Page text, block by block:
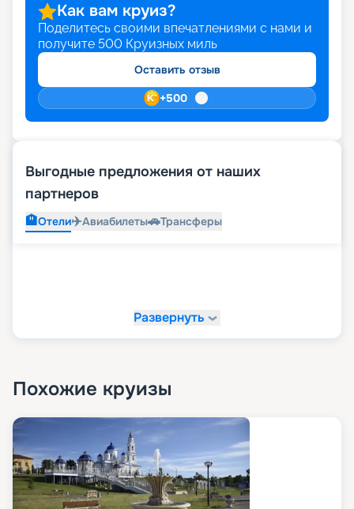
Как вам круиз?
Поделитесь своими впечатлениями с нами и
получите 500 Круизных миль
Оставить отзыв
+500
Выгодные предложения от наших
партнеров
🏨Отели✈️Авиабилеты🚗Трансферы
Развернуть
Похожие круизы